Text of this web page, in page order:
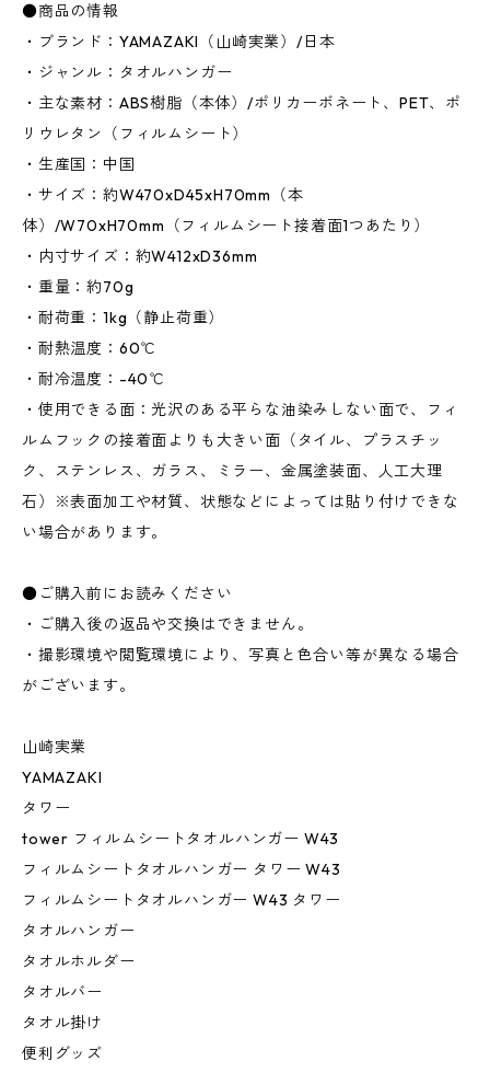
●商品の情報
・ブランド：YAMAZAKI（山崎実業）/日本
・ジャンル：タオルハンガー
・主な素材：ABS樹脂（本体）/ポリカーボネート、PET、ポ
リウレタン（フィルムシート）
・生産国：中国
・サイズ：約W470xD45xH70mm（本
体）/W70xH70mm（フィルムシート接着面1つあたり）
・内寸サイズ：約W412xD36mm
・重量：約70g
・耐荷重：1kg（静止荷重）
・耐熱温度：60℃
・耐冷温度：-40℃
・使用できる面：光沢のある平らな油染みしない面で、フィ
ルムフックの接着面よりも大きい面（タイル、プラスチッ
ク、ステンレス、ガラス、ミラー、金属塗装面、人工大理
石）※表面加工や材質、状態などによっては貼り付けできな
い場合があります。
●ご購入前にお読みください
・ご購入後の返品や交換はできません。
・撮影環境や閲覧環境により、写真と色合い等が異なる場合
がございます。
山崎実業
YAMAZAKI
タワー
tower フィルムシートタオルハンガー W43
フィルムシートタオルハンガー タワー W43
フィルムシートタオルハンガー W43 タワー
タオルハンガー
タオルホルダー
タオルバー
タオル掛け
便利グッズ